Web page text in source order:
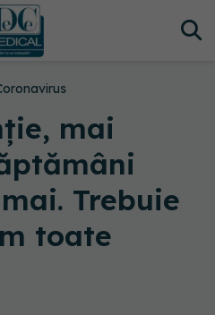
mai
Trebuie
toate